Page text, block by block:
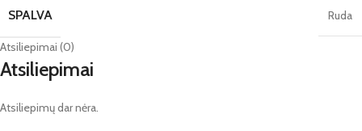
SPALVA Ruda
Atsiliepimai (0)
Atsiliepimai
Atsiliepimų dar nėra.